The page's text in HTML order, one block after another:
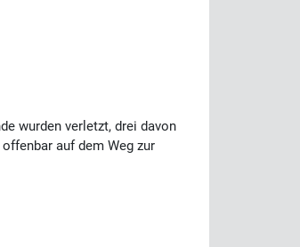
wurden verletzt, drei davon
auf dem Weg zur